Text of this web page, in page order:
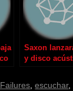
Saxon
y disco
,escuchar,